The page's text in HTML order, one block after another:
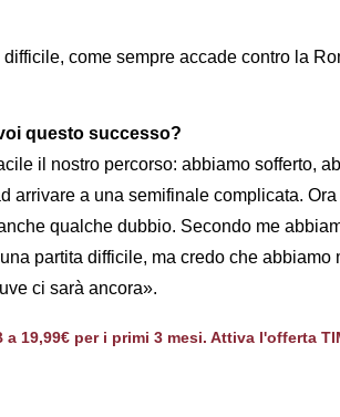
come sempre accade contro la
questo successo?
il nostro percorso: abbiamo sofferto,
arrivare a una semifinale complicata.
qualche dubbio. Secondo me
partita difficile, ma credo che abbiamo
ci sarà ancora».
a 19,99€ per i primi 3 mesi. Attiva l'offerta